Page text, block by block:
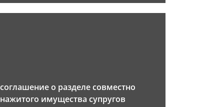
соглашение о разделе совместно
нажитого имущества супругов